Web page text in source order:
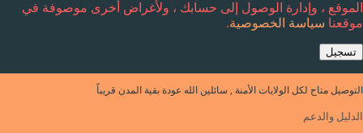
الموقع ، وإدارة الوصول إلى حسابك ، ولأغراض أخرى موصوفة في
موقعنا سياسة الخصوصية.
تسجيل
التوصيل متاح لكل الولايات الأمنة , سائلين الله عودة بقية المدن قريباً
الدليل والدعم